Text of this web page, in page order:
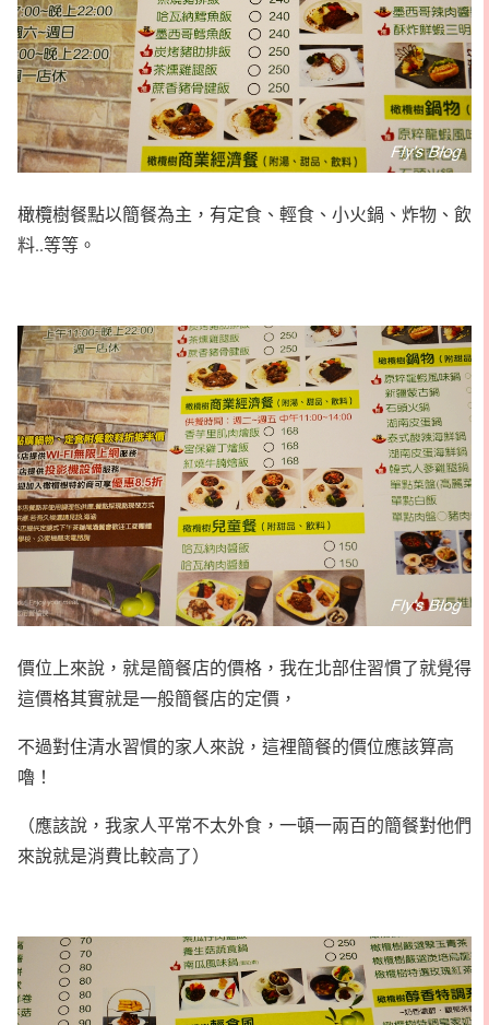
橄欖樹餐點以簡餐為主，有定食、輕食、小火鍋、炸物、飲
料..等等。
價位上來說，就是簡餐店的價格，我在北部住習慣了就覺得
這價格其實就是一般簡餐店的定價，
不過對住清水習慣的家人來說，這裡簡餐的價位應該算高
嚕！
（應該說，我家人平常不太外食，一頓一兩百的簡餐對他們
來說就是消費比較高了）